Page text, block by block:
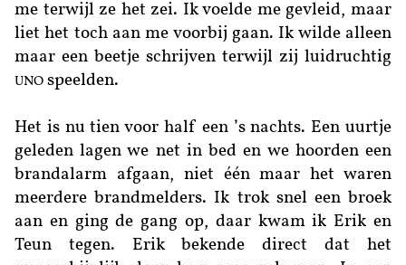
me terwijl ze het zei. Ik voelde me gevleid, maar
liet het toch aan me voorbij gaan. Ik wilde alleen
maar een beetje schrijven terwijl zij luidruchtig
UNO speelden.
Het is nu tien voor half een ’s nachts. Een uurtje
geleden lagen we net in bed en we hoorden een
brandalarm afgaan, niet één maar het waren
meerdere brandmelders. Ik trok snel een broek
aan en ging de gang op, daar kwam ik Erik en
Teun tegen. Erik bekende direct dat het